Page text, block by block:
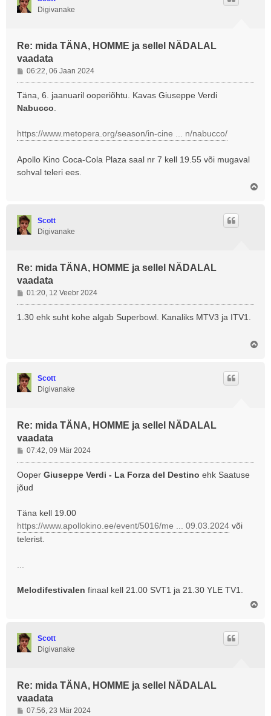
Digivanake
Re: mida TÄNA, HOMME ja sellel NÄDALAL
vaadata
P
o
s
u
06:22, 06 Jaan 2024
Täna, 6. jaanuaril ooperiõhtu. Kavas Giuseppe Verdi
Nabucco
https://www.metopera.org/season/in-cine ... n/nabucco/
Apollo Kino Coca-Cola Plaza saal nr 7 kell 19.55 või mugaval
sohval teleri ees.
Scott
Digivanake
Re: mida TÄNA, HOMME ja sellel NÄDALAL
vaadata
P
o
s
01:20, 12 Veebr 2024
1.30 ehk suht kohe algab Superbowl. Kanaliks MTV3 ja ITV1.
Scott
Digivanake
Re: mida TÄNA, HOMME ja sellel NÄDALAL
vaadata
P
o
s
u
s
07:42, 09 Mär 2024
Ooper Giuseppe Verdi - La Forza del Destino ehk Saatuse
jõud
Täna kell 19.00
https://www.apollokino.ee/event/5016/me ... 09.03.2024 või
telerist.
Melodifestivalen finaal kell 21.00 SVT1 ja 21.30 YLE TV1.
Scott
Digivanake
Re: mida TÄNA, HOMME ja sellel NÄDALAL
vaadata
P07:56, 23 Mär 2024